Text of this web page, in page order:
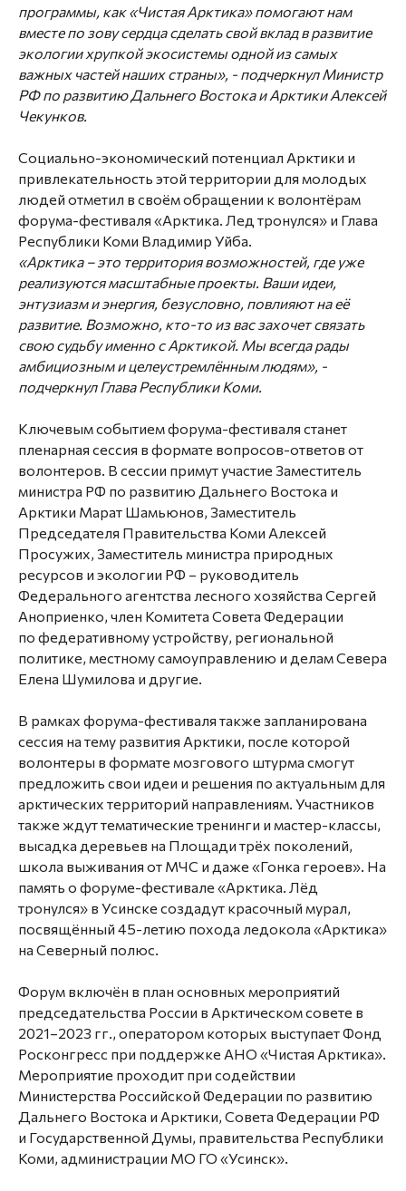
программы, как «Чистая Арктика» помогают нам
вместе по зову сердца сделать свой вклад в развитие
экологии хрупкой экосистемы одной из самых
важных частей наших страны», - подчеркнул Министр
РФ по развитию Дальнего Востока и Арктики Алексей
Чекунков.
Социально-экономический потенциал Арктики и
привлекательность этой территории для молодых
людей отметил в своём обращении к волонтёрам
форума-фестиваля «Арктика. Лед тронулся» и Глава
Республики Коми Владимир Уйба.
«Арктика – это территория возможностей, где уже
реализуются масштабные проекты. Ваши идеи,
энтузиазм и энергия, безусловно, повлияют на её
развитие. Возможно, кто-то из вас захочет связать
свою судьбу именно с Арктикой. Мы всегда рады
амбициозным и целеустремлённым людям», -
подчеркнул Глава Республики Коми.
Ключевым событием форума-фестиваля станет
пленарная сессия в формате вопросов-ответов от
волонтеров. В сессии примут участие Заместитель
министра РФ по развитию Дальнего Востока и
Арктики Марат Шамьюнов, Заместитель
Председателя Правительства Коми Алексей
Просужих, Заместитель министра природных
ресурсов и экологии РФ – руководитель
Федерального агентства лесного хозяйства Сергей
Аноприенко, член Комитета Совета Федерации
по федеративному устройству, региональной
политике, местному самоуправлению и делам Севера
Елена Шумилова и другие.
В рамках форума-фестиваля также запланирована
сессия на тему развития Арктики, после которой
волонтеры в формате мозгового штурма смогут
предложить свои идеи и решения по актуальным для
арктических территорий направлениям. Участников
также ждут тематические тренинги и мастер-классы,
высадка деревьев на Площади трёх поколений,
школа выживания от МЧС и даже «Гонка героев». На
память о форуме-фестивале «Арктика. Лёд
тронулся» в Усинске создадут красочный мурал,
посвящённый 45-летию похода ледокола «Арктика»
на Северный полюс.
Форум включён в план основных мероприятий
председательства России в Арктическом совете в
2021–2023 гг., оператором которых выступает Фонд
Росконгресс при поддержке АНО «Чистая Арктика».
Мероприятие проходит при содействии
Министерства Российской Федерации по развитию
Дальнего Востока и Арктики, Совета Федерации РФ
и Государственной Думы, правительства Республики
Коми, администрации МО ГО «Усинск».